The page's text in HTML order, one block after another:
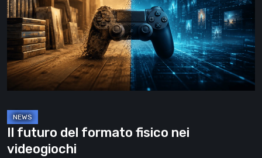
formato
fisico
videogiochi
Il futuro del formato fisico nei
videogiochi